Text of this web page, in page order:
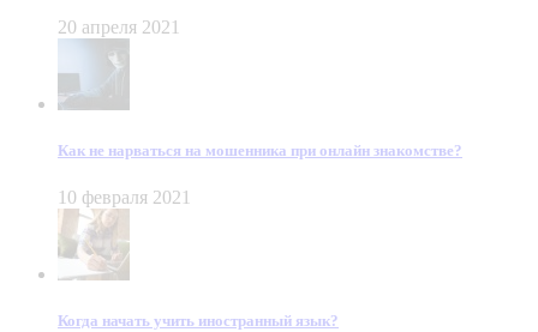
20 апреля 2021
Как не нарваться на мошенника при онлайн знакомстве?
10 февраля 2021
Когда начать учить иностранный язык?